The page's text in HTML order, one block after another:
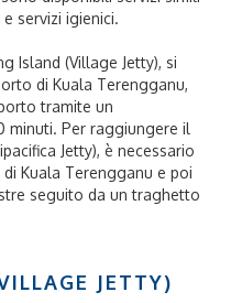
servizi igienici.
Island (Village Jetty), si
di Kuala Terengganu,
tramite un
minuti. Per raggiungere il
Jetty), è necessario
Kuala Terengganu e poi
seguito da un traghetto
JETTY)